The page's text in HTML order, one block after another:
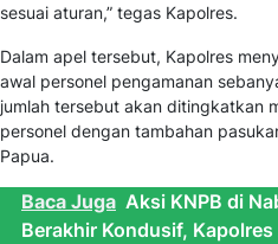
sesuai aturan,” tegas Kapolres.
Dalam apel tersebut, Kapolres
awal personel pengamanan
jumlah tersebut akan ditingkatkan
personel dengan tambahan
Papua.
Baca Juga Aksi KNPB di
Berakhir Kondusif,